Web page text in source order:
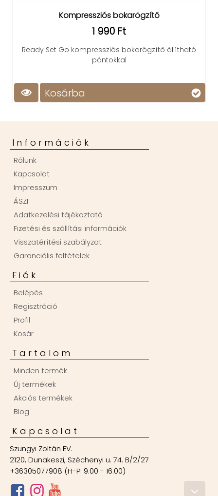
Kompressziós bokarögzítő
1 990 Ft
Ready Set Go kompressziós bokarögzítő állítható
pántokkal
Kosárba
Információk
Rólunk
Kapcsolat
Impresszum
ÁSZF
Adatkezelési tájékoztató
Fizetési és szállítási információk
Visszatérítési szabályzat
Garanciális feltételek
Fiók
Belépés
Regisztráció
Profil
Kosár
Tartalom
Minden termék
Új termékek
Akciós termékek
Blog
Kapcsolat
Szungyi Zoltán EV.
2120, Dunakeszi, Széchenyi u. 74. B/2/27
+36305077908 (H-P: 9.00 - 16.00)